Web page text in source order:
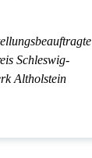
Schleswig-
Altholstein